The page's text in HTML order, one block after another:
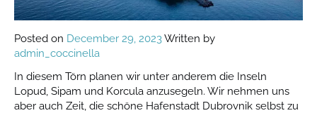
Posted on December 29, 2023Written by
admin_coccinella
In diesem Törn planen wir unter anderem die Inseln
Lopud, Sipam und Korcula anzusegeln. Wir nehmen uns
aber auch Zeit, die schöne Hafenstadt Dubrovnik selbst zu